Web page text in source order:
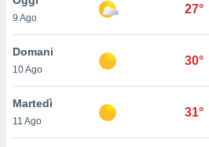
è
al sito
di
ci
di
9 Ago
27°
Domani
10 Ago
30°
Martedì
11 Ago
31°